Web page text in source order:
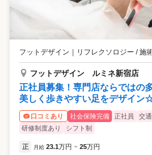
フットデザイン リフレクソロジー / 施
フットデザイン ルミネ新宿店
正社員募集！専門店ならではの
美しく歩きやすい足をデザイン
口コミあり 社会保険完備 正社員 交
研修制度あり
シフト制
正 月給 23.1万円 ~ 25万円